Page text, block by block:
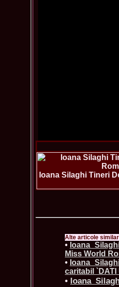
Ioana Silaghi Tineri
Alte articole
•
Miss World
•
caritabil `DATI
•